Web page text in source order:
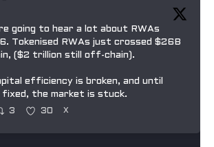
going to hear a lot about RWAs
Tokenised RWAs just crossed $26B
($2 trillion still off-chain).
efficiency is broken, and until
the market is stuck.
3 30 X